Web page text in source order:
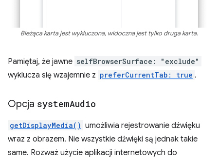
Bieżąca karta jest wykluczona, widoczna jest tylko druga karta.
Pamiętaj, że jawne selfBrowserSurface: "exclude"
wyklucza się wzajemnie z preferCurrentTab: true .
Opcja systemAudio
getDisplayMedia() umożliwia rejestrowanie dźwięku
wraz z obrazem. Nie wszystkie dźwięki są jednak takie
same. Rozważ użycie aplikacji internetowych do